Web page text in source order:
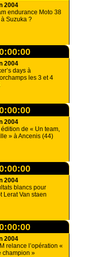
2004
endurance Moto 38
Suzuka ?
2004
days à
les 3 et 4
2004
de « Un team,
» à Ancenis (44)
2004
blancs pour
Lerat Van staen
2004
relance l’opération «
champion »